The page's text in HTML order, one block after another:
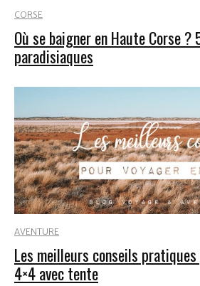
CORSE
Où se baigner en Haute Corse
paradisiaques
AVENTURE
Les meilleurs conseils
4×4 avec tente